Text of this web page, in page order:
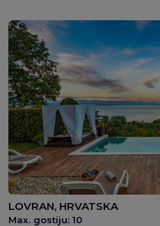
LOVRAN, HRVATSKA
Max. gostiju: 10